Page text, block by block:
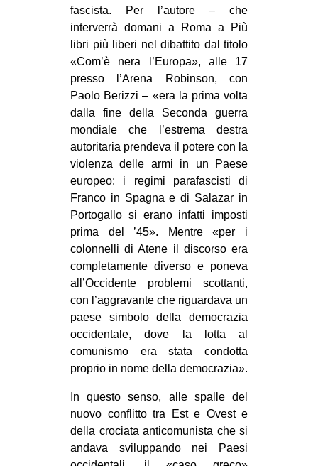
fascista. Per l’autore – che
interverrà domani a Roma a Più
libri più liberi nel dibattito dal titolo
«Com’è nera l’Europa», alle 17
presso l’Arena Robinson, con
Paolo Berizzi – «era la prima volta
dalla fine della Seconda guerra
mondiale che l’estrema destra
autoritaria prendeva il potere con la
violenza delle armi in un Paese
europeo: i regimi parafascisti di
Franco in Spagna e di Salazar in
Portogallo si erano infatti imposti
prima del ’45». Mentre «per i
colonnelli di Atene il discorso era
completamente diverso e poneva
all’Occidente problemi scottanti,
con l’aggravante che riguardava un
paese simbolo della democrazia
occidentale, dove la lotta al
comunismo era stata condotta
proprio in nome della democrazia».
In questo senso, alle spalle del
nuovo conflitto tra Est e Ovest e
della crociata anticomunista che si
andava sviluppando nei Paesi